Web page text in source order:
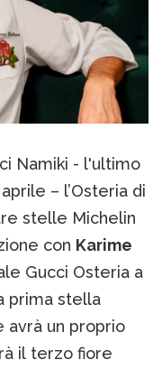
Namiki - l'ultimo
– l’Osteria di
stelle Michelin
con Karime
Gucci Osteria a
prima stella
avrà un proprio
il terzo fiore